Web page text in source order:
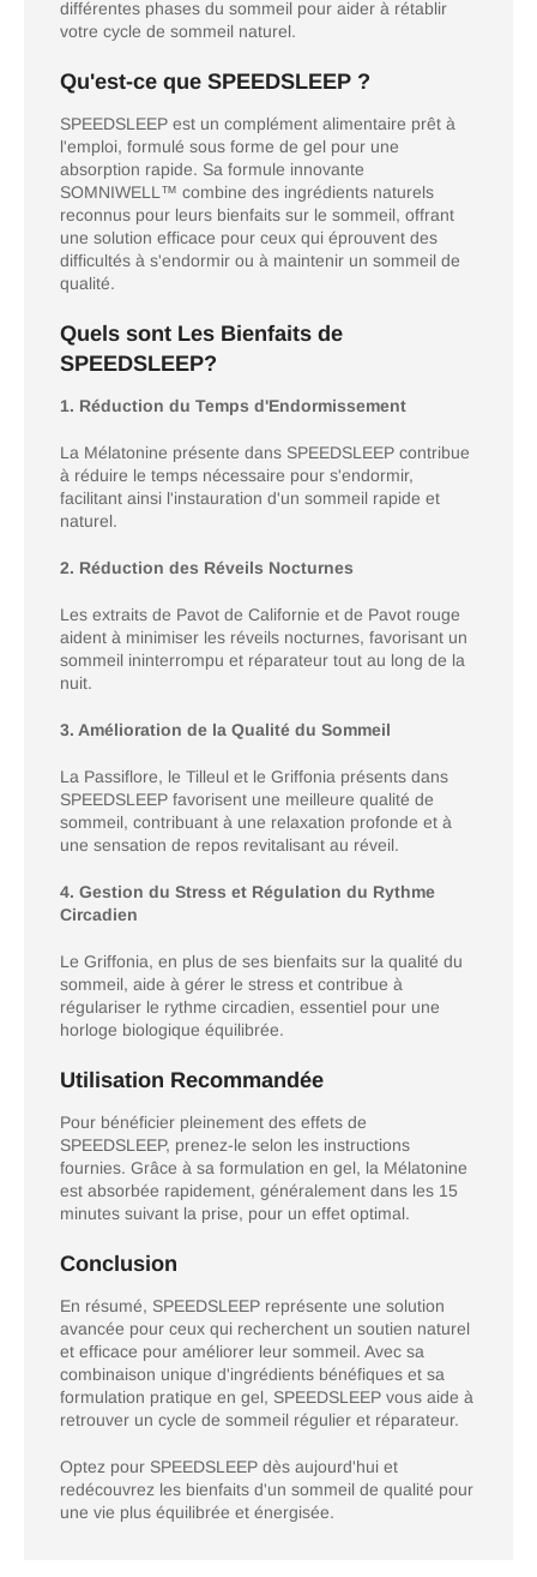
différentes phases du sommeil pour aider à rétablir
votre cycle de sommeil naturel.
Qu'est-ce que SPEEDSLEEP ?
SPEEDSLEEP est un complément alimentaire prêt à
l'emploi, formulé sous forme de gel pour une
absorption rapide. Sa formule innovante
SOMNIWELL™ combine des ingrédients naturels
reconnus pour leurs bienfaits sur le sommeil, offrant
une solution efficace pour ceux qui éprouvent des
difficultés à s'endormir ou à maintenir un sommeil de
qualité.
Quels sont Les Bienfaits de
SPEEDSLEEP?
1. Réduction du Temps d'Endormissement
La Mélatonine présente dans SPEEDSLEEP contribue
à réduire le temps nécessaire pour s'endormir,
facilitant ainsi l'instauration d'un sommeil rapide et
naturel.
2. Réduction des Réveils Nocturnes
Les extraits de Pavot de Californie et de Pavot rouge
aident à minimiser les réveils nocturnes, favorisant un
sommeil ininterrompu et réparateur tout au long de la
nuit.
3. Amélioration de la Qualité du Sommeil
La Passiflore, le Tilleul et le Griffonia présents dans
SPEEDSLEEP favorisent une meilleure qualité de
sommeil, contribuant à une relaxation profonde et à
une sensation de repos revitalisant au réveil.
4. Gestion du Stress et Régulation du Rythme
Circadien
Le Griffonia, en plus de ses bienfaits sur la qualité du
sommeil, aide à gérer le stress et contribue à
régulariser le rythme circadien, essentiel pour une
horloge biologique équilibrée.
Utilisation Recommandée
Pour bénéficier pleinement des effets de
SPEEDSLEEP, prenez-le selon les instructions
fournies. Grâce à sa formulation en gel, la Mélatonine
est absorbée rapidement, généralement dans les 15
minutes suivant la prise, pour un effet optimal.
Conclusion
En résumé, SPEEDSLEEP représente une solution
avancée pour ceux qui recherchent un soutien naturel
et efficace pour améliorer leur sommeil. Avec sa
combinaison unique d'ingrédients bénéfiques et sa
formulation pratique en gel, SPEEDSLEEP vous aide à
retrouver un cycle de sommeil régulier et réparateur.
Optez pour SPEEDSLEEP dès aujourd'hui et
redécouvrez les bienfaits d'un sommeil de qualité pour
une vie plus équilibrée et énergisée.